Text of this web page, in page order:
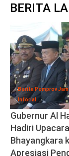
BERITA
Berita Pemprov
Inforial
Gubernur Al
Hadiri
Bhayangkara
Apresiasi